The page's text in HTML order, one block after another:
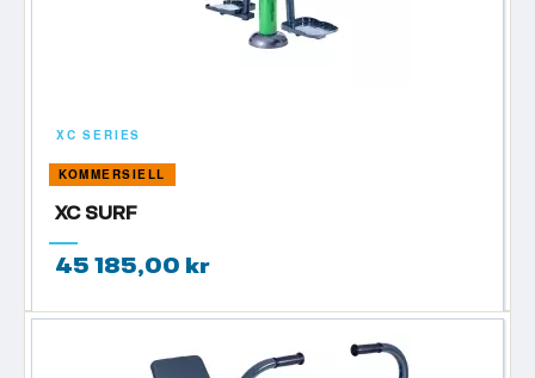
XC SERIES
KOMMERSIELL
XC SURF
45 185,00 kr